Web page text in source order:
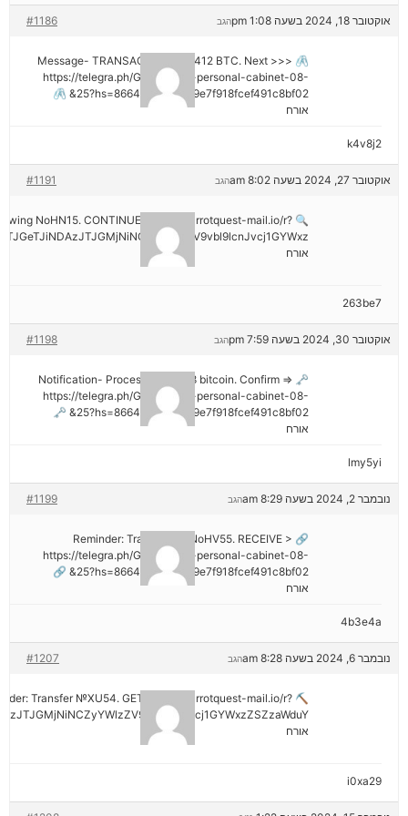
אוקטובר 18, 2024 בשעה 1:08 pm #1186 הגב
🖇 Message- TRANSACTION 1.82412 BTC. Next >>>
https://telegra.ph/Go-to-your-personal-cabinet-08-
25?hs=8664c520642b9e7f918fcef491c8bf02& 🖇
אורח
k4v8j2
אוקטובר 27, 2024 בשעה 8:02 am #1191 הגב
NoHN15. CONTINUE =>> out.carrotquest-mail.io/r?
אורח
263be7
אוקטובר 30, 2024 בשעה 7:59 pm #1198 הגב
🗝 Notification- Process 1.823548 bitcoin. Confirm =>
https://telegra.ph/Go-to-your-personal-cabinet-08-
25?hs=8664c520642b9e7f918fcef491c8bf02& 🗝
אורח
lmy5yi
נובמבר 2, 2024 בשעה 8:29 am #1199 הגב
🔗 Reminder: Transaction NoHV55. RECEIVE >
https://telegra.ph/Go-to-your-personal-cabinet-08-
25?hs=8664c520642b9e7f918fcef491c8bf02& 🔗
אורח
4b3e4a
נובמבר 6, 2024 בשעה 8:28 am #1207 הגב
Transfer №XU54. GET >> out.carrotquest-mail.io/r?
אורח
i0xa29